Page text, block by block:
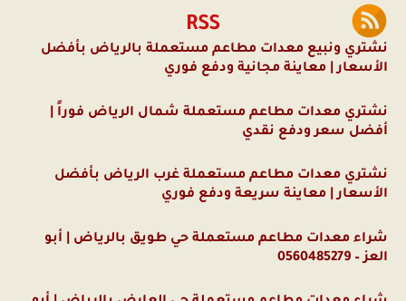
RSS
نشتري ونبيع معدات مطاعم مستعملة بالرياض بأفضل
الأسعار | معاينة مجانية ودفع فوري
نشتري معدات مطاعم مستعملة شمال الرياض فوراً |
أفضل سعر ودفع نقدي
نشتري معدات مطاعم مستعملة غرب الرياض بأفضل
الأسعار | معاينة سريعة ودفع فوري
شراء معدات مطاعم مستعملة حي طويق بالرياض | أبو
العز – 0560485279